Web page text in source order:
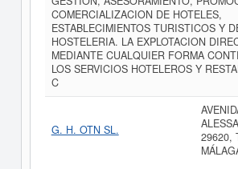
COMERCIALIZACION DE HOTELES,
ESTABLECIMIENTOS TURISTICOS Y
HOSTELERIA. LA EXPLOTACION
MEDIANTE CUALQUIER FORMA
LOS SERVICIOS HOTELEROS Y
C
G. H. OTN SL.
29620,